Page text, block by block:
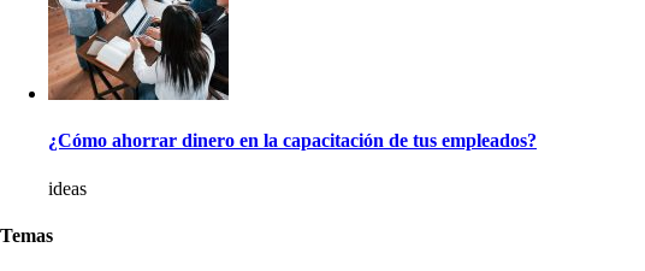
¿Cómo ahorrar dinero en la capacitación de tus empleados?
ideas
Temas